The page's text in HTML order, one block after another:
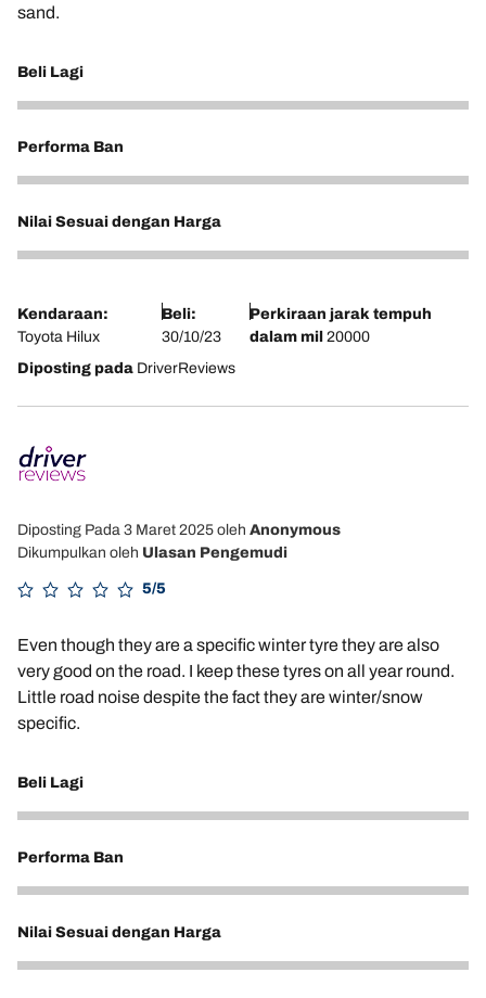
sand.
Beli Lagi
5
Performa Ban
5
Nilai Sesuai dengan Harga
5
Kendaraan:
Toyota Hilux
Beli:
30/10/23
Perkiraan jarak tempuh
dalam mil 20000
Diposting pada DriverReviews
Diposting Pada 3 Maret 2025 oleh Anonymous
Dikumpulkan oleh Ulasan Pengemudi
5/5
Even though they are a specific winter tyre they are also
very good on the road. I keep these tyres on all year round.
Little road noise despite the fact they are winter/snow
specific.
Beli Lagi
5
Performa Ban
5
Nilai Sesuai dengan Harga
5